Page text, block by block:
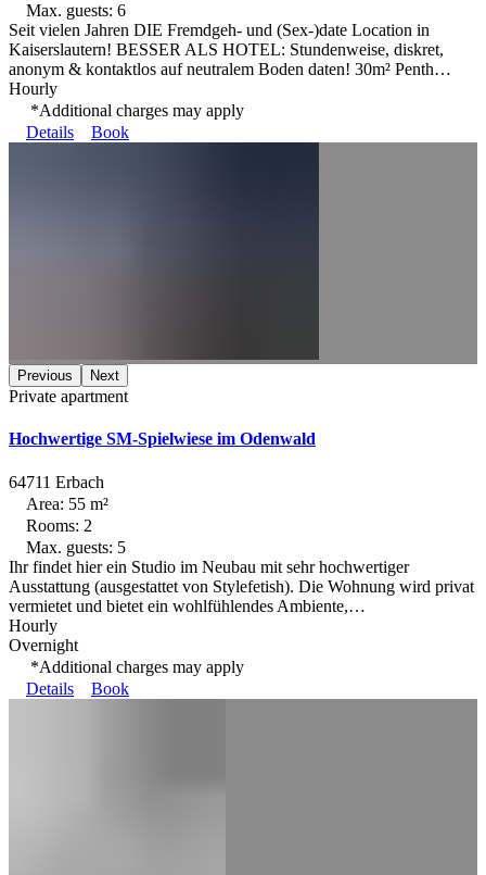
Max. guests: 6
Seit vielen Jahren DIE Fremdgeh- und (Sex-)date Location in
Kaiserslautern! BESSER ALS HOTEL: Stundenweise, diskret,
anonym & kontaktlos auf neutralem Boden daten! 30m² Penth…
Hourly
*Additional charges may apply
Details
Book
Previous Next
Private apartment
Hochwertige SM-Spielwiese im Odenwald
64711 Erbach
Area: 55 m²
Rooms: 2
Max. guests: 5
Ihr findet hier ein Studio im Neubau mit sehr hochwertiger
Ausstattung (ausgestattet von Stylefetish). Die Wohnung wird privat
vermietet und bietet ein wohlfühlendes Ambiente,…
Hourly
Overnight
*Additional charges may apply
Details
Book